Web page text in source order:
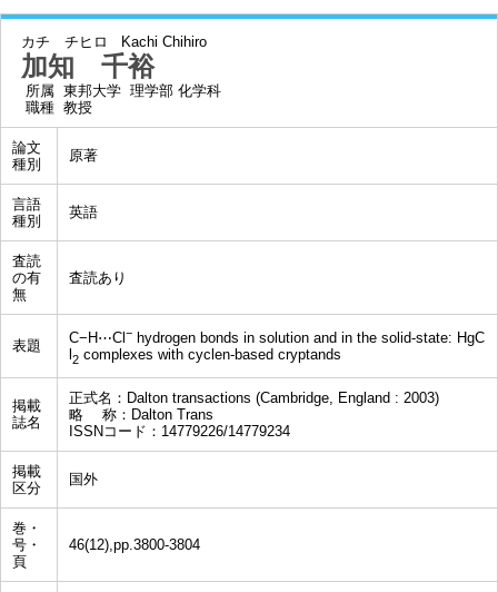
カチ チヒロ Kachi Chihiro
加知 千裕
所属 東邦大学 理学部 化学科
職種 教授
論文
種別
原著
言語
種別
英語
査読
の有
無
査読あり
表題 C−H⋯Cl − hydrogen bonds in solution and in the solid-state: HgC
2 complexes with cyclen-based cryptands
掲載
誌名
正式名：Dalton transactions (Cambridge, England : 2003)
略 称：Dalton Trans
ISSNコード：14779226/14779234
掲載
区分
国外
巻・
号・
頁
46(12),pp.3800-3804